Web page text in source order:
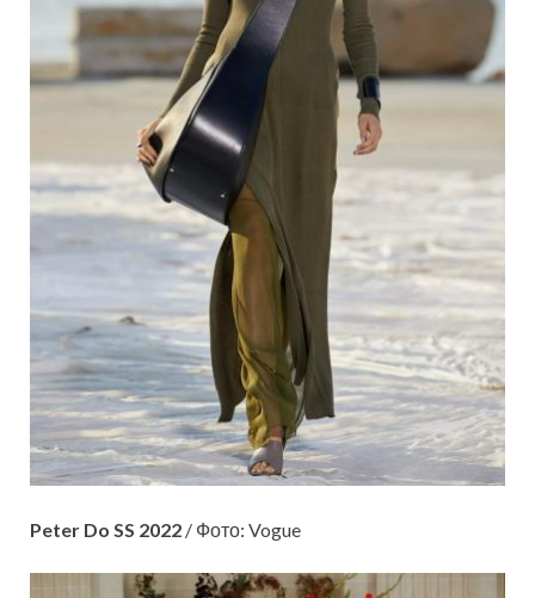
Peter Do SS 2022 / Фото: Vogue